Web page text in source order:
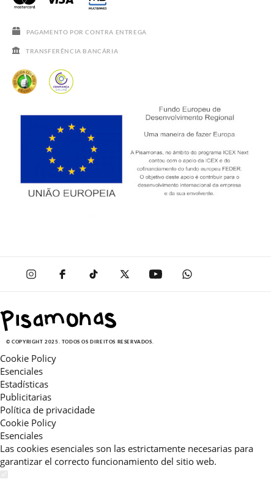
SALDOS
PAGAMENTO POR CONTRA ENTREGA
TRANSFERÊNCIA BANCÁRIA
© COPYRIGHT 2025. TODOS OS DIREITOS RESERVADOS.
Cookie Policy
Esenciales
Estadísticas
Publicitarias
Política de privacidade
Cookie Policy
Esenciales
Las cookies esenciales son las estrictamente necesarias para
garantizar el correcto funcionamiento del sitio web.